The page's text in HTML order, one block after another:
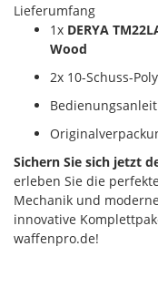
Lieferumfang
1x DERYA
Wood
2x 10-Schuss-
Sichern Sie sich jetzt
erleben Sie die
Mechanik und
innovative
waffenpro.de!